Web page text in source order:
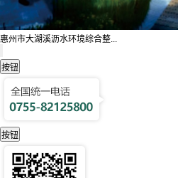
惠州市大湖溪沥水环境综合整...